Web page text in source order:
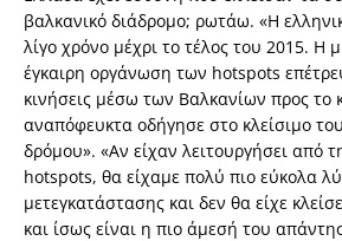
βαλκανικό διάδρομο; ρωτάω. «Η
λίγο χρόνο μέχρι το τέλος του 2015. Η
έγκαιρη οργάνωση των hotspots
κινήσεις μέσω των Βαλκανίων προς το
αναπόφευκτα οδήγησε στο κλείσιμο
δρόμου». «Αν είχαν λειτουργήσει από
hotspots, θα είχαμε πολύ πιο εύκολα
μετεγκατάστασης και δεν θα είχε
και ίσως είναι η πιο άμεσή του